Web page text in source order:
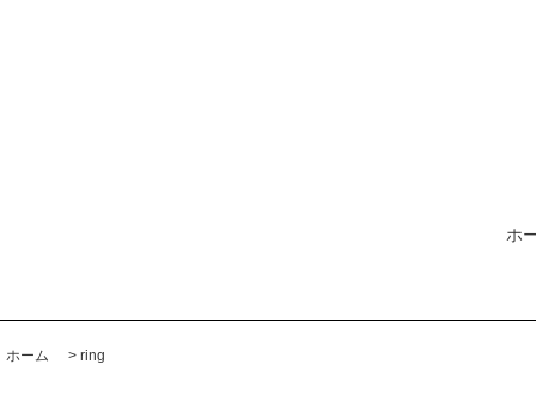
ホ
ホーム > ring